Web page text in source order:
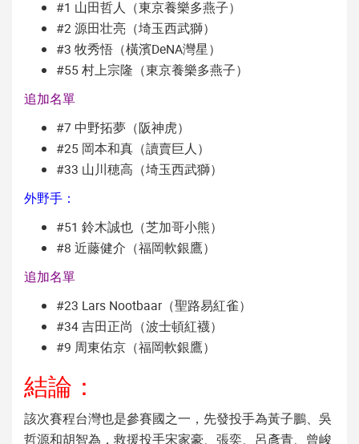
#1 山田哲人（東京養樂多燕子）
#2 源田壮亮（埼玉西武獅）
#3 牧秀悟（橫濱DeNA灣星）
#55 村上宗隆（東京養樂多燕子）
追加名單
#7 中野拓夢（阪神虎）
#25 岡本和真（讀賣巨人）
#33 山川穂高（埼玉西武獅）
外野手：
#51 鈴木誠也（芝加哥小熊）
#8 近藤健介（福岡軟銀鷹）
追加名單
#23 Lars Nootbaar（聖路易紅雀）
#34 吉田正尚（波士頓紅襪）
#9 周東佑京（福岡軟銀鷹）
結論：
該次賽程台灣也是參賽國之一，先發投手為黃子鵬、吳
哲源和胡智為，救援投手宋家豪、張奕、呂彥青、曾峻